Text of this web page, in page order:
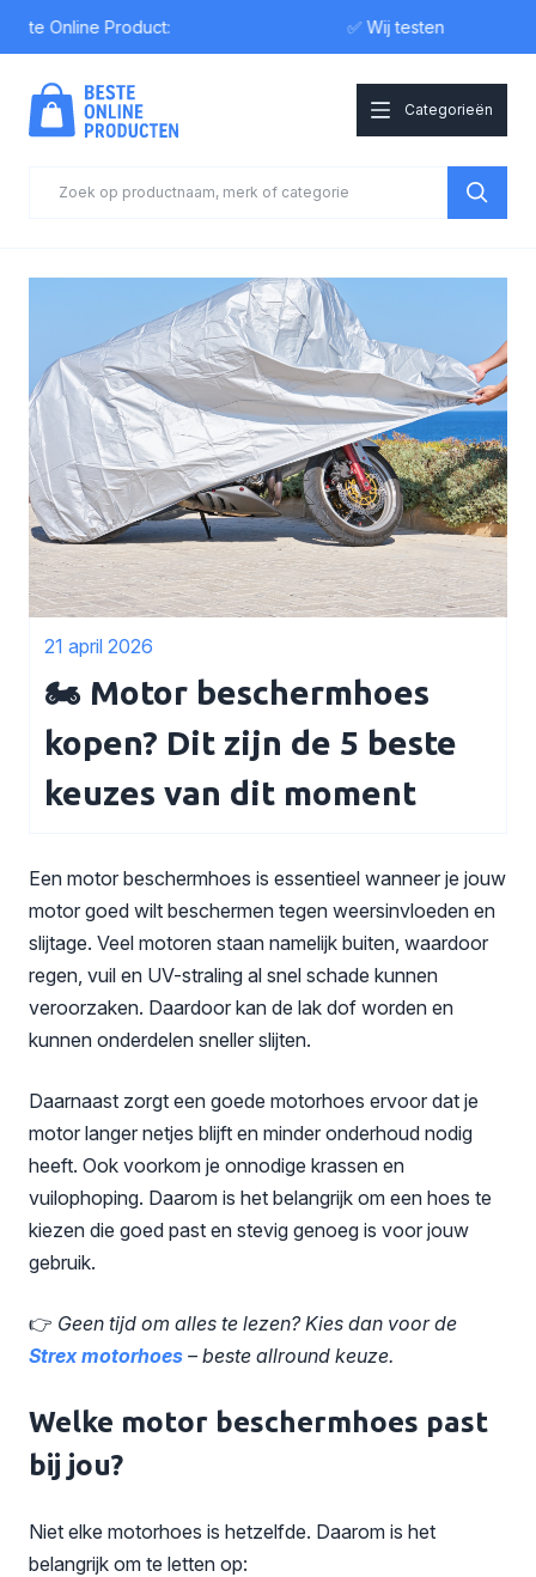
Online Product: ✅ Wij testen
Categorieën
21 april 2026
🏍️ Motor beschermhoes
kopen? Dit zijn de 5 beste
keuzes van dit moment
Een motor beschermhoes is essentieel wanneer je jouw
motor goed wilt beschermen tegen weersinvloeden en
slijtage. Veel motoren staan namelijk buiten, waardoor
regen, vuil en UV-straling al snel schade kunnen
veroorzaken. Daardoor kan de lak dof worden en
kunnen onderdelen sneller slijten.
Daarnaast zorgt een goede motorhoes ervoor dat je
motor langer netjes blijft en minder onderhoud nodig
heeft. Ook voorkom je onnodige krassen en
vuilophoping. Daarom is het belangrijk om een hoes te
kiezen die goed past en stevig genoeg is voor jouw
gebruik.
👉 Geen tijd om alles te lezen? Kies dan voor de
Strex motorhoes – beste allround keuze.
Welke motor beschermhoes past
bij jou?
Niet elke motorhoes is hetzelfde. Daarom is het
belangrijk om te letten op: